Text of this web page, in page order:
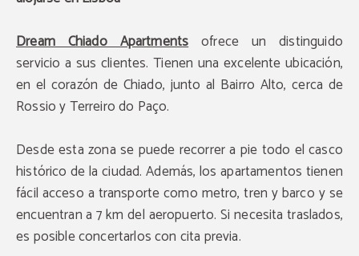
Dream Chiado Apartmentsofrece un distinguido
servicio a sus clientes. Tienen una excelente ubicación,
en el corazón de Chiado, junto al Bairro Alto, cerca de
Rossio y Terreiro do Paço.
Desde esta zona se puede recorrer a pie todo el casco
histórico de la ciudad. Además, los apartamentos tienen
fácil acceso a transporte como metro, tren y barco y se
encuentran a 7 km del aeropuerto. Si necesita traslados,
es posible concertarlos con cita previa.